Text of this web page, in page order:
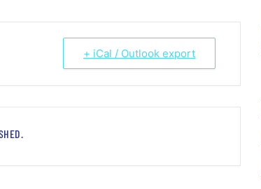
+ iCal / Outlook export